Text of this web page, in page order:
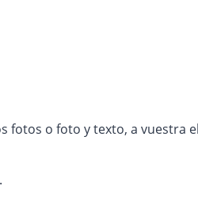
o foto y texto, a vuestra